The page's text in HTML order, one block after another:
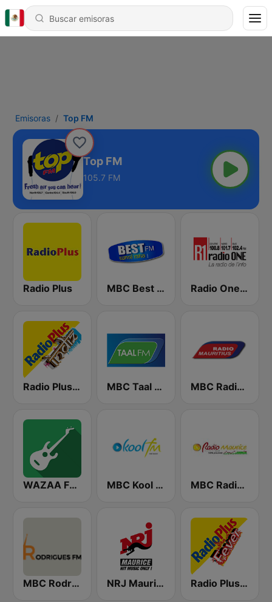
Emisoras Top FM
Top FM
105.7 FM
Radio Plus MBC Best FM Radio One R1
Radio Plus Indiz MBC Taal FM MBC Radio Mauritius
WAZAA FM Mauritius MBC Kool FM MBC Radio Maurice
MBC Rodrigues FM NRJ Maurice Radio Plus Fever